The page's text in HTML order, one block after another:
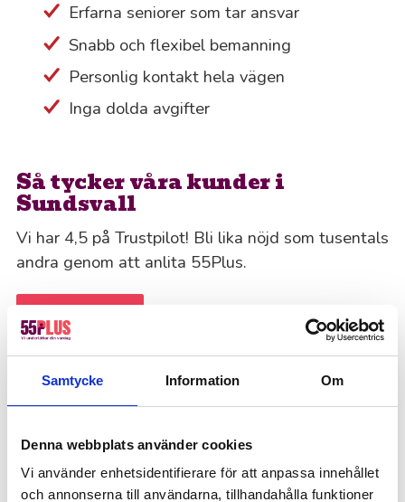
Samtycke Information Om
Denna webbplats använder cookies
Vi använder enhetsidentifierare för att anpassa innehållet
och annonserna till användarna, tillhandahålla funktioner
Erfarna seniorer som tar ansvar
Snabb och flexibel bemanning
Personlig kontakt hela vägen
Inga dolda avgifter
Så tycker våra kunder i
Sundsvall
Vi har 4,5 på Trustpilot! Bli lika nöjd som tusentals
andra genom att anlita 55Plus.
Offertförfrågan
Kanske du behöver hjälp med detta också?
Fastighetsskötsel
Värdar, informatörer & bemanning
Hotell, kök & servering